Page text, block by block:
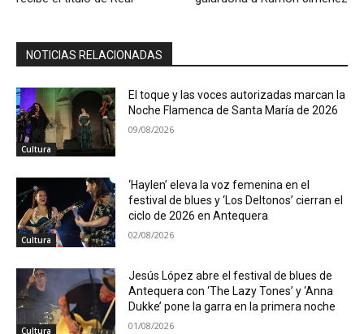
NOTICIAS RELACIONADAS
Cultura
El toque y las voces autorizadas marcan la
Noche Flamenca de Santa María de 2026
09/08/2026
Cultura
‘Haylen’ eleva la voz femenina en el
festival de blues y ‘Los Deltonos’ cierran el
ciclo de 2026 en Antequera
02/08/2026
Cultura
Jesús López abre el festival de blues de
Antequera con ‘The Lazy Tones’ y ‘Anna
Dukke’ pone la garra en la primera noche
01/08/2026